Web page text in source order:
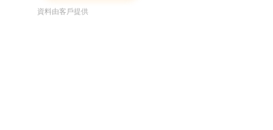
資料由客戶提供